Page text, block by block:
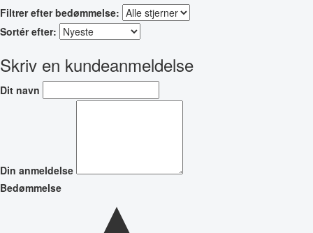
Filtrer efter bedømmelse:
Sortér efter:
Skriv en kundeanmeldelse
Dit navn
Din anmeldelse
Bedømmelse